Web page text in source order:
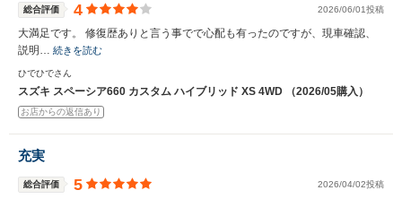
総合評価 4 2026/06/01投稿
大満足です。 修復歴ありと言う事でで心配も有ったのですが、現車確認、
説明… 続きを読む
ひでひでさん
スズキ スペーシア660 カスタム ハイブリッド XS 4WD （2026/05購入）
お店からの返信あり
充実
総合評価 5 2026/04/02投稿
いいえ